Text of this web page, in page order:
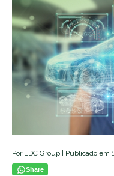
Por EDC Group | Publicado
Share